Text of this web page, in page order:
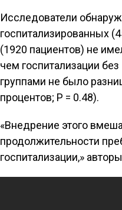
Исследователи
госпитализированных
(1920 пациентов) не
чем госпитализации
группами не было
процентов; P = 0.48).
«Внедрение этого
продолжительности
госпитализации,»